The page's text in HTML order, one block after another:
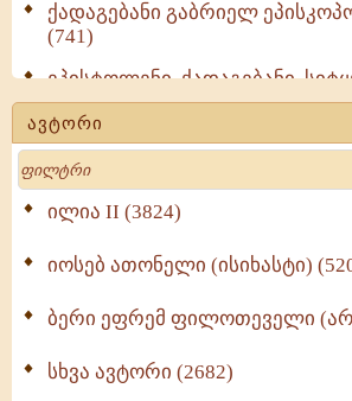
ქადაგებანი გაბრიელ
(741)
ეპისტოლენი, ქადაგებანი,
(723)
მოძღვრის ძალზე სასარგებლო
მრევლისათვის (545)
Wisdomge (514)
ქადაგებანი გაბრიელ
სულიერი ცხოვრების
ნაწილი II (369)
ავტორი
Search
ილია II (3824)
იოსებ ათონელი (ისიხასტი)
ბერი ეფრემ ფილოთეველი
სხვა ავტორი (2682)